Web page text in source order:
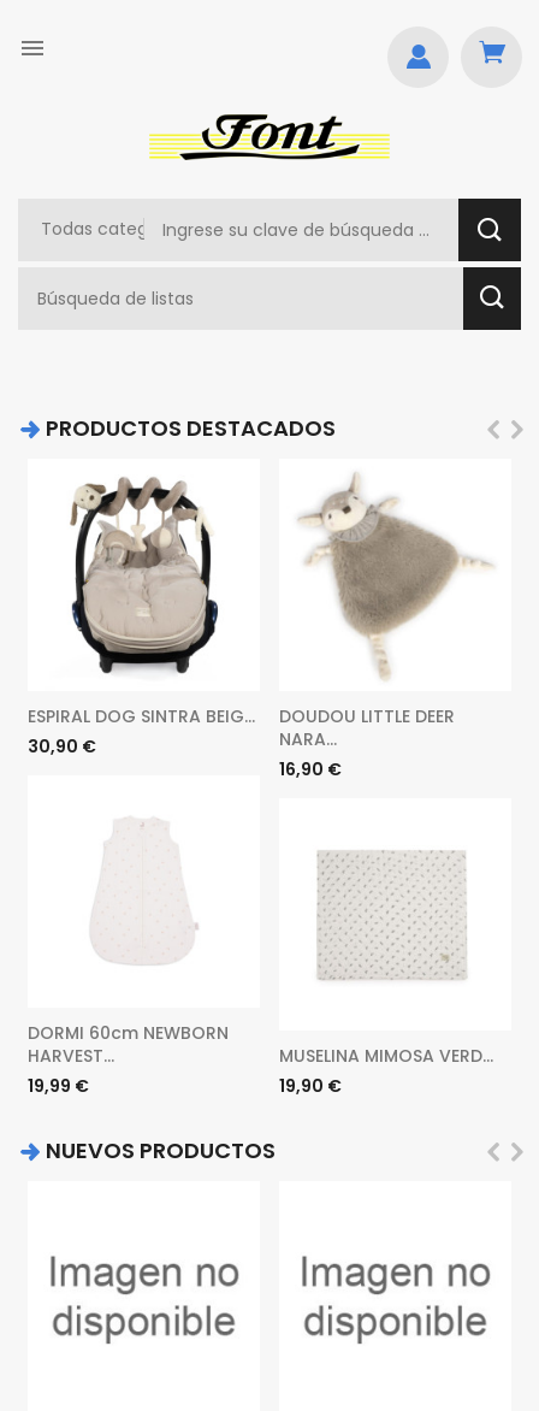

PRODUCTOS DESTACADOS
ESPIRAL DOG SINTRA BEIG...
Precio
30,90 €
DORMI 60cm NEWBORN
HARVEST...
Precio
19,99 €
DOUDOU LITTLE DEER
NARA...
Precio
16,90 €
MUSELINA MIMOSA VERD...
Precio
19,90 €
NUEVOS PRODUCTOS